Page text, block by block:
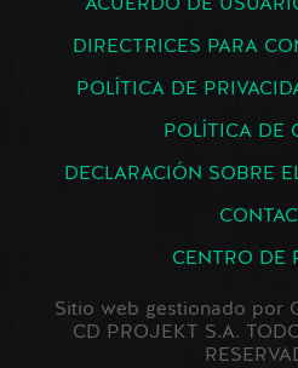
ACUERDO DE
DIRECTRICES PARA
POLÍTICA DE
POLÍTICA DE
DECLARACIÓN SOBRE
CENTRO DE
Sitio web gestionado por
CD PROJEKT S.A.